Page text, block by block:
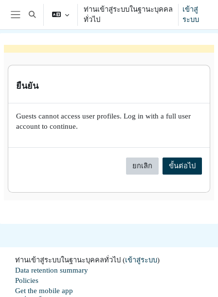
ข้ามไปที่เนื้อหาหลัก
Side panel
Toggle search input
ท่านเข้าสู่ระบบในฐานะบุคคล
ทั่วไป
เข้าสู่
ระบบ
ยืนยัน
Guests cannot access user profiles. Log in with a full user
account to continue.
ยกเลิก ขั้นต่อไป
ท่านเข้าสู่ระบบในฐานะบุคคลทั่วไป (เข้าสู่ระบบ)
Data retention summary
Policies
Get the mobile app